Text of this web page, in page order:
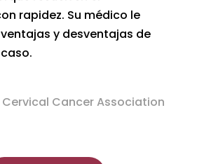
rapidez. Su médico le
y desventajas de
Cervical Cancer Association